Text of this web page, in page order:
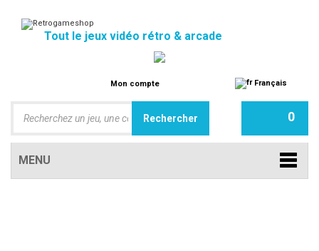
Tout le jeux vidéo rétro & arcade
Mon compte Français
0
MENU